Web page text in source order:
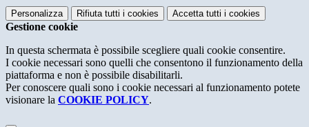
Personalizza Rifiuta tutti i cookies Accetta tutti i cookies
Gestione cookie
In questa schermata è possibile scegliere quali cookie consentire.
I cookie necessari sono quelli che consentono il funzionamento della
piattaforma e non è possibile disabilitarli.
Per conoscere quali sono i cookie necessari al funzionamento potete
visionare la COOKIE POLICY.